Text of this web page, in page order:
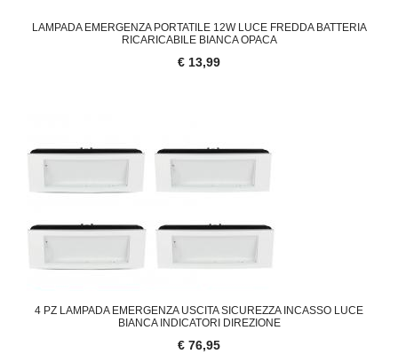
LAMPADA EMERGENZA PORTATILE 12W LUCE FREDDA BATTERIA
RICARICABILE BIANCA OPACA
€ 13,99
4 PZ LAMPADA EMERGENZA USCITA SICUREZZA INCASSO LUCE
BIANCA INDICATORI DIREZIONE
€ 76,95